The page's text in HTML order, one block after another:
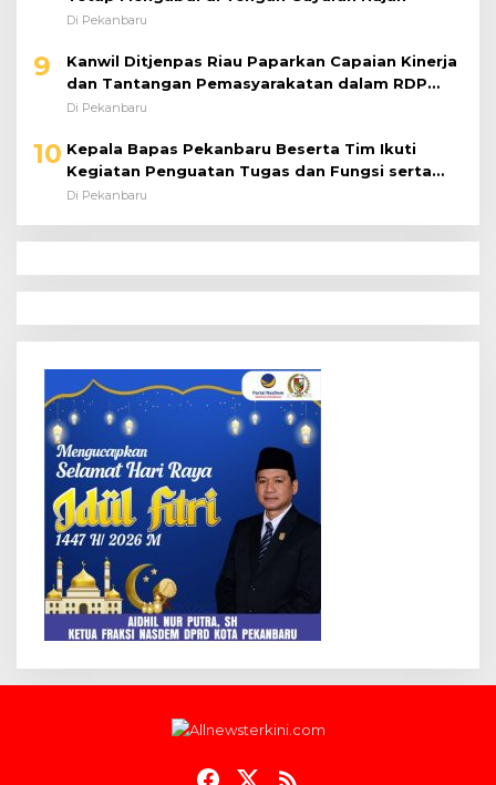
Di Pekanbaru
9
Kanwil Ditjenpas Riau Paparkan Capaian Kinerja
dan Tantangan Pemasyarakatan dalam RDP
Bersama Komisi XIII DPR RI
Di Pekanbaru
10 Kepala Bapas Pekanbaru Beserta Tim Ikuti
Kegiatan Penguatan Tugas dan Fungsi serta
Paparan Penempatan WBP ke Lapas Terbuka
Di Pekanbaru